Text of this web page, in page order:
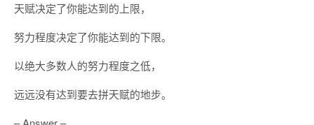
天赋决定了你能达到的上限，
努力程度决定了你能达到的下限。
以绝大多数人的努力程度之低，
远远没有达到要去拼天赋的地步。